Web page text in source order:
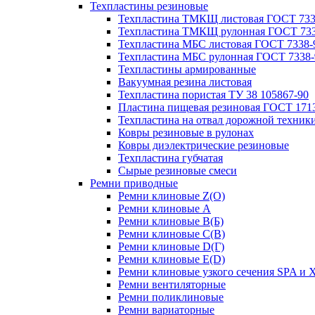
Техпластины резиновые
Техпластина ТМКЩ листовая ГОСТ
Техпластина ТМКЩ рулонная ГОСТ
Техпластина МБС листовая ГОСТ 7338-
Техпластина МБС рулонная ГОСТ
Техпластины армированные
Вакуумная резина листовая
Техпластина пористая ТУ 38 105867-90
Пластина пищевая резиновая ГОСТ
Техпластина на отвал дорожной
Ковры резиновые в рулонах
Ковры диэлектрические резиновые
Техпластина губчатая
Сырые резиновые смеси
Ремни приводные
Ремни клиновые Z(О)
Ремни клиновые A
Ремни клиновые B(Б)
Ремни клиновые C(В)
Ремни клиновые D(Г)
Ремни клиновые Е(D)
Ремни клиновые узкого сечения SPA и
Ремни вентиляторные
Ремни поликлиновые
Ремни вариаторные